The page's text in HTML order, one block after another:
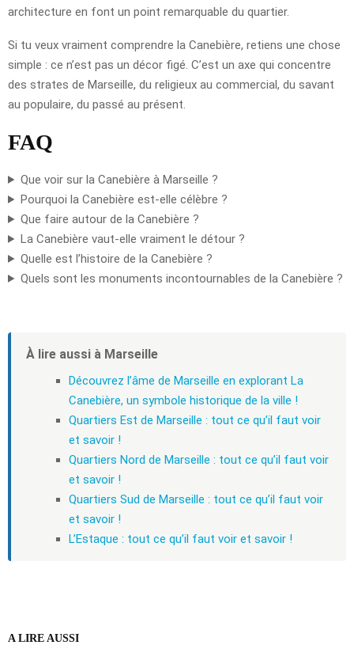
architecture en font un point remarquable du quartier.
Si tu veux vraiment comprendre la Canebière, retiens une chose
simple : ce n’est pas un décor figé. C’est un axe qui concentre
des strates de Marseille, du religieux au commercial, du savant
au populaire, du passé au présent.
FAQ
Que voir sur la Canebière à Marseille ?
Pourquoi la Canebière est-elle célèbre ?
Que faire autour de la Canebière ?
La Canebière vaut-elle vraiment le détour ?
Quelle est l’histoire de la Canebière ?
Quels sont les monuments incontournables de la Canebière ?
À lire aussi à Marseille
Découvrez l’âme de Marseille en explorant La
Canebière, un symbole historique de la ville !
Quartiers Est de Marseille : tout ce qu’il faut voir
et savoir !
Quartiers Nord de Marseille : tout ce qu’il faut voir
et savoir !
Quartiers Sud de Marseille : tout ce qu’il faut voir
et savoir !
L’Estaque : tout ce qu’il faut voir et savoir !
A LIRE AUSSI